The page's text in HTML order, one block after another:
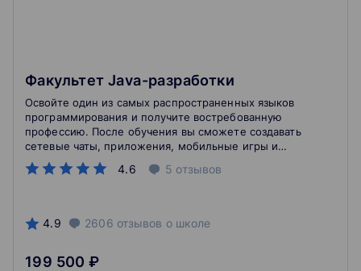
Факультет Java-разработки
4.6 5 отзывов
Освойте один из самых распространенных языков
программирования и получите востребованную
профессию. После обучения вы сможете создавать
сетевые чаты, приложения, мобильные игры и
другие сервисы.
4.9 2606 отзывов о школе
199 500 ₽